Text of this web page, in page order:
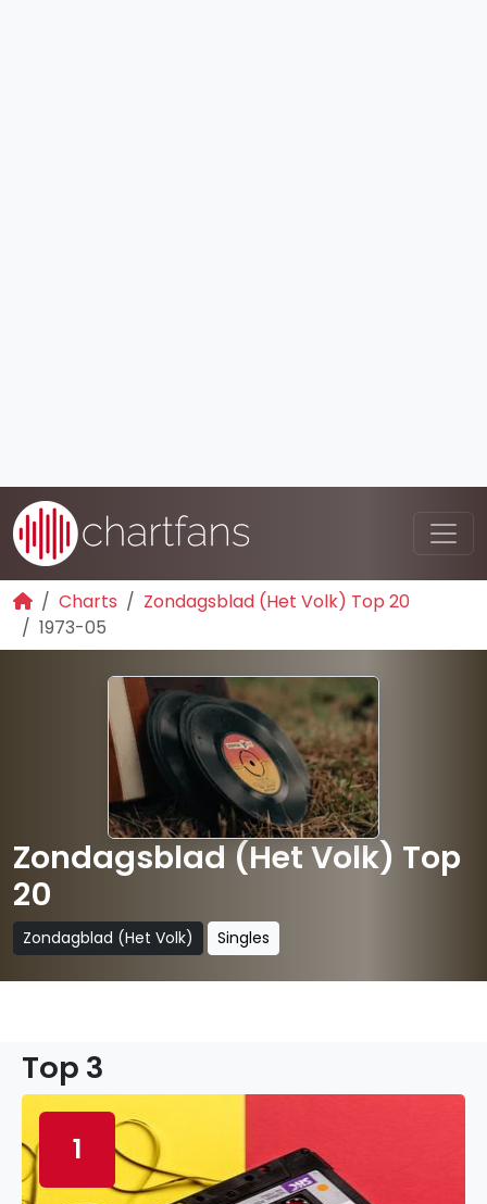
Charts
Zondagsblad (Het Volk) Top 20
1973-05
Zondagsblad (Het Volk) Top
20
Zondagblad (Het Volk) Singles
Top 3
1